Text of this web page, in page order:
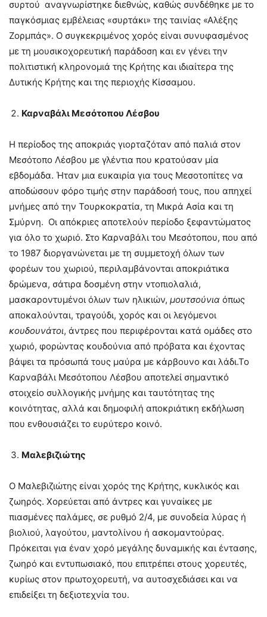
συρτού αναγνωρίστηκε διεθνώς, καθώς συνδέθηκε με το
παγκόσμιας εμβέλειας «συρτάκι» της ταινίας «Αλέξης
Ζορμπάς». Ο συγκεκριμένος χορός είναι συνυφασμένος
με τη μουσικοχορευτική παράδοση και εν γένει την
πολιτιστική κληρονομιά της Κρήτης και ιδιαίτερα της
Δυτικής Κρήτης και της περιοχής Κίσσαμου.
Καρναβάλι Μεσότοπου Λέσβου
Η περίοδος της αποκριάς γιορταζόταν από παλιά στον
Μεσότοπο Λέσβου με γλέντια που κρατούσαν μία
εβδομάδα. Ήταν μια ευκαιρία για τους Μεσοτοπίτες να
αποδώσουν φόρο τιμής στην παράδοσή τους, που απηχεί
μνήμες από την Τουρκοκρατία, τη Μικρά Ασία και τη
Σμύρνη. Οι απόκριες αποτελούν περίοδο ξεφαντώματος
για όλο το χωριό. Στο Καρναβάλι του Μεσότοπου, που από
το 1987 διοργανώνεται με τη συμμετοχή όλων των
φορέων του χωριού, περιλαμβάνονται αποκριάτικα
δρώμενα, σάτιρα δοσμένη στην ντοπιολαλιά,
μασκαροντυμένοι όλων των ηλικιών, μουτσούνια όπως
αποκαλούνται, τραγούδι, χορός και οι λεγόμενοι
κουδουνάτοι, άντρες που περιφέρονται κατά ομάδες στο
χωριό, φορώντας κουδούνια από πρόβατα και έχοντας
βάψει τα πρόσωπά τους μαύρα με κάρβουνο και λάδι.Το
Καρναβάλι Μεσότοπου Λέσβου αποτελεί σημαντικό
στοιχείο συλλογικής μνήμης και ταυτότητας της
κοινότητας, αλλά και δημοφιλή αποκριάτικη εκδήλωση
που ενθουσιάζει το ευρύτερο κοινό.
Μαλεβιζιώτης
Ο Μαλεβιζιώτης είναι χορός της Κρήτης, κυκλικός και
ζωηρός. Χορεύεται από άντρες και γυναίκες με
πιασμένες παλάμες, σε ρυθμό 2/4, με συνοδεία λύρας ή
βιολιού, λαγούτου, μαντολίνου ή ασκομαντούρας.
Πρόκειται για έναν χορό μεγάλης δυναμικής και έντασης,
ζωηρό και εντυπωσιακό, που επιτρέπει στους χορευτές,
κυρίως στον πρωτοχορευτή, να αυτοσχεδιάσει και να
επιδείξει τη δεξιοτεχνία του.